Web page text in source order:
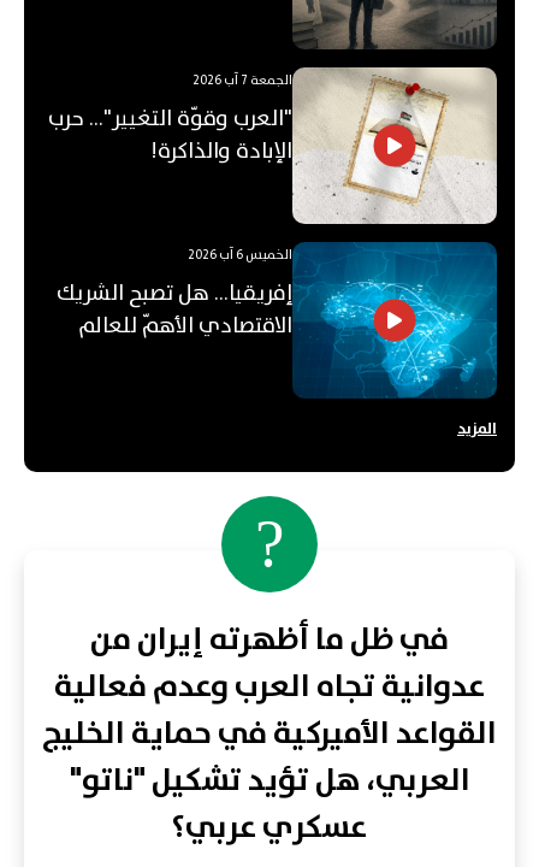
الجمعة 7 آب 2026
"العرب وقوّة التغيير"... حرب
الإبادة والذاكرة!
الخميس 6 آب 2026
إفريقيا... هل تصبح الشريك
الاقتصادي الأهمّ للعالم
المزيد
?
في ظل ما أظهرته إيران من
عدوانية تجاه العرب وعدم فعالية
القواعد الأميركية في حماية الخليج
العربي، هل تؤيد تشكيل "ناتو"
عسكري عربي؟